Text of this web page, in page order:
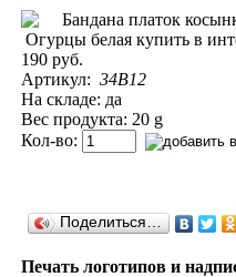
190 руб.
Артикул: 34B12
На складе: да
Вес продукта: 20 g
Кол-во:
Поделиться…
Печать логотипов и